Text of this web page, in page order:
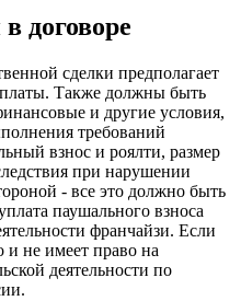
договоре
сделки предполагает
Также должны быть
и другие условия,
требований
взнос и роялти, размер
при нарушении
- все это должно быть
паушального взноса
франчайзи. Если
и не имеет право на
деятельности по